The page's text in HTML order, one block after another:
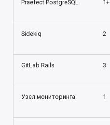
Praefect PostgreSQL 1+
Sidekiq 2
GitLab Rails 3
Узел мониторинга 1